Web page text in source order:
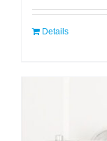
Details